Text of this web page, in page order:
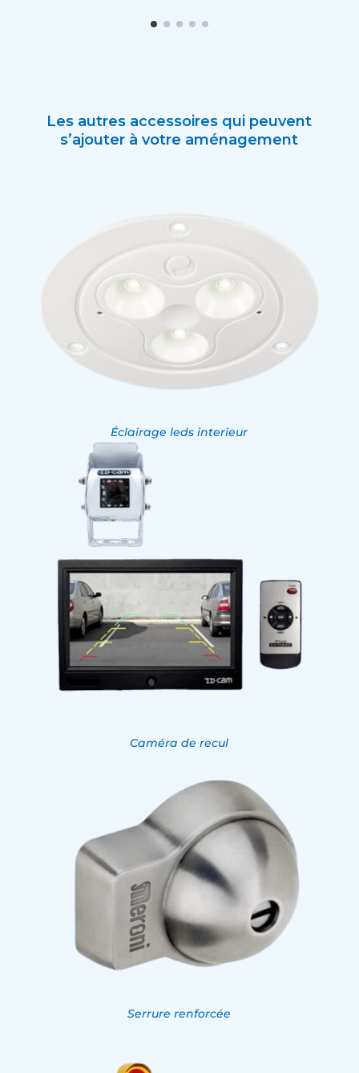
Les autres accessoires qui peuvent
s’ajouter à votre aménagement
Éclairage leds interieur
Caméra de recul
Serrure renforcée